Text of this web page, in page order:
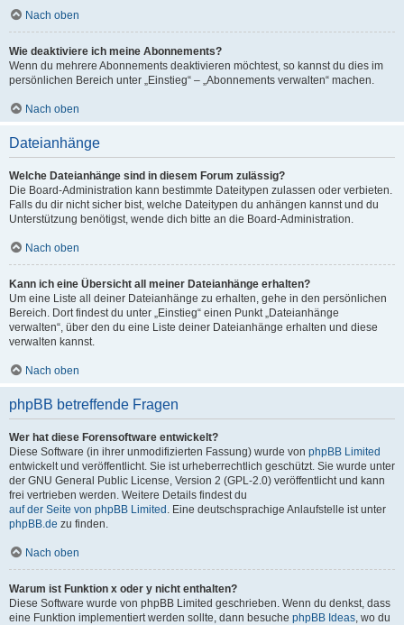
Nach oben
Wie deaktiviere ich meine Abonnements?
Wenn du mehrere Abonnements deaktivieren möchtest, so kannst du dies im
persönlichen Bereich unter „Einstieg“ – „Abonnements verwalten“ machen.
Nach oben
Dateianhänge
Welche Dateianhänge sind in diesem Forum zulässig?
Die Board-Administration kann bestimmte Dateitypen zulassen oder verbieten.
Falls du dir nicht sicher bist, welche Dateitypen du anhängen kannst und du
Unterstützung benötigst, wende dich bitte an die Board-Administration.
Nach oben
Kann ich eine Übersicht all meiner Dateianhänge erhalten?
Um eine Liste all deiner Dateianhänge zu erhalten, gehe in den persönlichen
Bereich. Dort findest du unter „Einstieg“ einen Punkt „Dateianhänge
verwalten“, über den du eine Liste deiner Dateianhänge erhalten und diese
verwalten kannst.
Nach oben
phpBB betreffende Fragen
Wer hat diese Forensoftware entwickelt?
Diese Software (in ihrer unmodifizierten Fassung) wurde von phpBB Limited
entwickelt und veröffentlicht. Sie ist urheberrechtlich geschützt. Sie wurde unter
der GNU General Public License, Version 2 (GPL-2.0) veröffentlicht und kann
frei vertrieben werden. Weitere Details findest du
auf der Seite von phpBB Limited . Eine deutschsprachige Anlaufstelle ist unter
phpBB.de zu finden.
Nach oben
Warum ist Funktion x oder y nicht enthalten?
Diese Software wurde von phpBB Limited geschrieben. Wenn du denkst, dass
eine Funktion implementiert werden sollte, dann besuche phpBB Ideas, wo du